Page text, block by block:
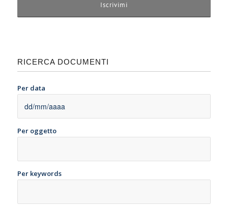
RICERCA DOCUMENTI
Per data
Per oggetto
Per keywords